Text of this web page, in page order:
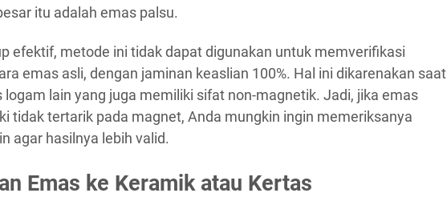
itu adalah emas palsu.
efektif, metode ini tidak dapat digunakan untuk memverifikasi
emas asli, dengan jaminan keaslian 100%. Hal ini dikarenakan saat
logam lain yang juga memiliki sifat non-magnetik. Jadi, jika emas
tidak tertarik pada magnet, Anda mungkin ingin memeriksanya
agar hasilnya lebih valid.
Emas ke Keramik atau Kertas